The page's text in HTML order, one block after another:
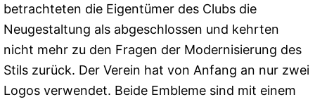
betrachteten die Eigentümer des Clubs die
Neugestaltung als abgeschlossen und kehrten
nicht mehr zu den Fragen der Modernisierung des
Stils zurück. Der Verein hat von Anfang an nur zwei
Logos verwendet. Beide Embleme sind mit einem